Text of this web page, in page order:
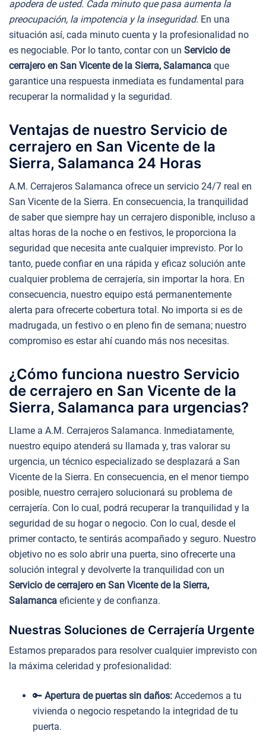
apodera de usted. Cada minuto que pasa aumenta la
preocupación, la impotencia y la inseguridad. En una
situación así, cada minuto cuenta y la profesionalidad no
es negociable. Por lo tanto, contar con un Servicio de
cerrajero en San Vicente de la Sierra, Salamanca que
garantice una respuesta inmediata es fundamental para
recuperar la normalidad y la seguridad.
Ventajas de nuestro Servicio de
cerrajero en San Vicente de la
Sierra, Salamanca 24 Horas
A.M. Cerrajeros Salamanca ofrece un servicio 24/7 real en
San Vicente de la Sierra. En consecuencia, la tranquilidad
de saber que siempre hay un cerrajero disponible, incluso a
altas horas de la noche o en festivos, le proporciona la
seguridad que necesita ante cualquier imprevisto. Por lo
tanto, puede confiar en una rápida y eficaz solución ante
cualquier problema de cerrajería, sin importar la hora. En
consecuencia, nuestro equipo está permanentemente
alerta para ofrecerte cobertura total. No importa si es de
madrugada, un festivo o en pleno fin de semana; nuestro
compromiso es estar ahí cuando más nos necesitas.
¿Cómo funciona nuestro Servicio
de cerrajero en San Vicente de la
Sierra, Salamanca para urgencias?
Llame a A.M. Cerrajeros Salamanca. Inmediatamente,
nuestro equipo atenderá su llamada y, tras valorar su
urgencia, un técnico especializado se desplazará a San
Vicente de la Sierra. En consecuencia, en el menor tiempo
posible, nuestro cerrajero solucionará su problema de
cerrajería. Con lo cual, podrá recuperar la tranquilidad y la
seguridad de su hogar o negocio. Con lo cual, desde el
primer contacto, te sentirás acompañado y seguro. Nuestro
objetivo no es solo abrir una puerta, sino ofrecerte una
solución integral y devolverte la tranquilidad con un
Servicio de cerrajero en San Vicente de la Sierra,
Salamanca eficiente y de confianza.
Nuestras Soluciones de Cerrajería Urgente
Estamos preparados para resolver cualquier imprevisto con
la máxima celeridad y profesionalidad:
🔑 Apertura de puertas sin daños: Accedemos a tu
vivienda o negocio respetando la integridad de tu
puerta.